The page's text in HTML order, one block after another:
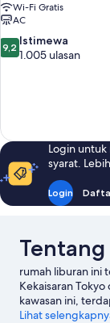
Wi-Fi Gratis
AC
9.2
dari
9,2 Istimewa
1.005 ulasan
Login
syarat.
Login
rumah liburan ini
Kekaisaran
kawasan ini,
seperti Taman
Lihat